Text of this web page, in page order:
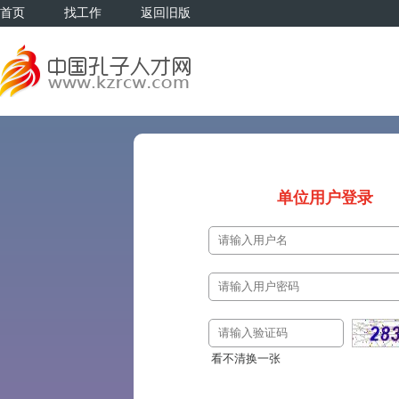
首页 找工作 返回旧版
单位用户登录
看不清换一张